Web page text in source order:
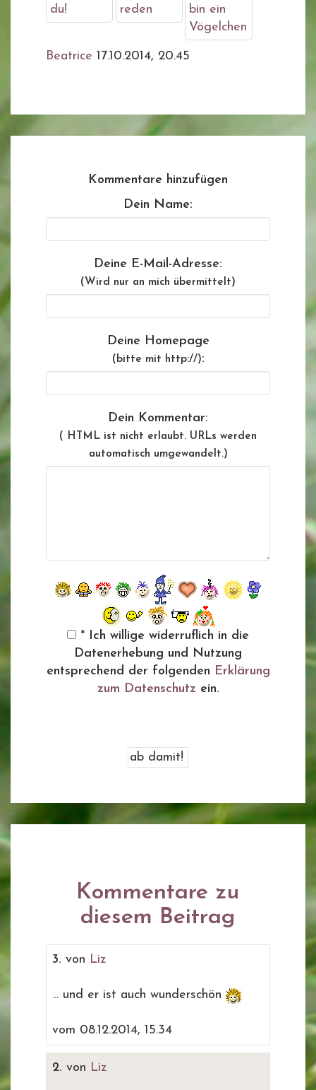
du!
reden
bin ein
Vögelchen
Beatrice 17.10.2014, 20.45
Kommentare hinzufügen
Dein Name:
Deine E-Mail-Adresse:
(Wird nur an mich übermittelt)
Deine Homepage
(bitte mit http://):
Dein Kommentar:
( HTML ist nicht erlaubt. URLs werden
automatisch umgewandelt.)
* Ich willige widerruflich in die
Datenerhebung und Nutzung
entsprechend der folgenden Erklärung
zum Datenschutz ein.
Kommentare zu
diesem Beitrag
3. von Liz
... und er ist auch wunderschön
vom 08.12.2014, 15.34
2. von Liz